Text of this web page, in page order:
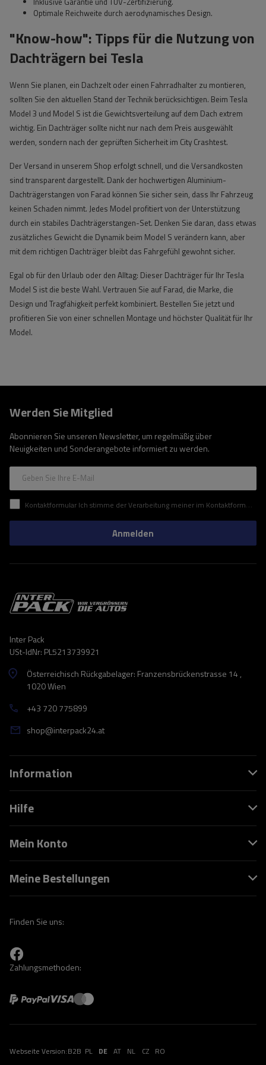
Optimale Reichweite durch aerodynamisches Design.
"Know-how": Tipps für die Nutzung von
Dachträgern bei Tesla
Wenn Sie planen, ein Dachzelt oder einen Fahrradhalter zu montieren,
sollten Sie den aktuellen Stand der Technik berücksichtigen. Beim Tesla
Model 3 und Model S ist die Gewichtsverteilung auf dem Dach extrem
wichtig. Ein Dachträger sollte nicht nur nach dem Preis ausgewählt
werden, sondern nach der geprüften Sicherheit im City Crashtest.
Der Versand in unserem Shop erfolgt schnell, und die Versandkosten
sind transparent dargestellt. Dank der hochwertigen Aluminium-
Dachträgerstangen von Farad können Sie sicher sein, dass Ihr Fahrzeug
keinen Schaden nimmt. Jedes Model profitiert von der Unterstützung
durch ein stabiles Dachträgerstangen-Set. Denken Sie daran, dass etwas
zusätzliches Gewicht die Dynamik beim Model S verändern kann, aber
mit dem richtigen Dachträger bleibt das Fahrgefühl gewohnt sicher.
Egal ob für den Urlaub oder den Alltag: Dieser Dachträger für Ihr Tesla
Model S ist die beste Wahl. Vertrauen Sie auf Farad, die Marke, die
Design und Tragfähigkeit perfekt kombiniert. Bestellen Sie jetzt und
profitieren Sie von einer schnellen Montage und höchster Qualität für Ihr
Model.
Werden Sie Mitglied
Abonnieren Sie unseren Newsletter, um regelmäßig über
Neuigkeiten und Sonderangebote informiert zu werden.
Geben Sie Ihre E-Mail
Kontaktformular Ich stimme der Verarbeitung meiner im Kontaktformular enthaltenen personenbezogenen Daten gemäß der Verordnung (EU) des Europäischen Parlaments und des Rates zu.
Anmelden
Inter Pack
USt-IdNr: PL5213739921
Österreichisch Rückgabelager: Franzensbrückenstrasse 14 ,
1020 Wien
+43 720 775899
shop@interpack24.at
Information
Hilfe
Mein Konto
Meine Bestellungen
Finden Sie uns:
Zahlungsmethoden:
Webseite Version:B2B PL DE AT NL CZ RO